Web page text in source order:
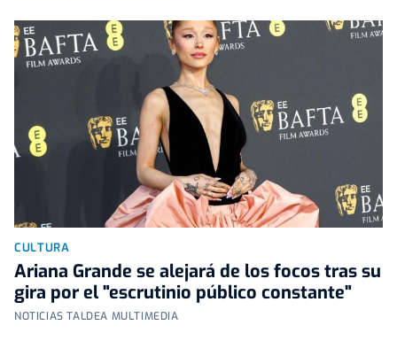
CULTURA
Ariana Grande se alejará de los focos tras su
gira por el "escrutinio público constante"
NOTICIAS TALDEA MULTIMEDIA